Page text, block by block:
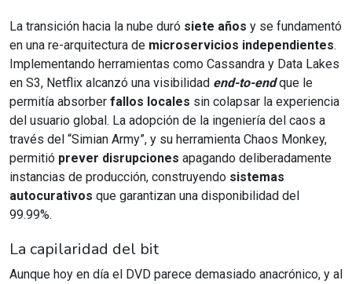
La transición hacia la nube duró siete años y se fundamentó
en una re-arquitectura de microservicios independientes.
Implementando herramientas como Cassandra y Data Lakes
en S3, Netflix alcanzó una visibilidad end-to-endque le
permitía absorber fallos locales sin colapsar la experiencia
del usuario global. La adopción de la ingeniería del caos a
través del “Simian Army”, y su herramienta Chaos Monkey,
permitió prever disrupciones apagando deliberadamente
instancias de producción, construyendo sistemas
autocurativos que garantizan una disponibilidad del
99.99%.
La capilaridad del bit
Aunque hoy en día el DVD parece demasiado anacrónico, y al